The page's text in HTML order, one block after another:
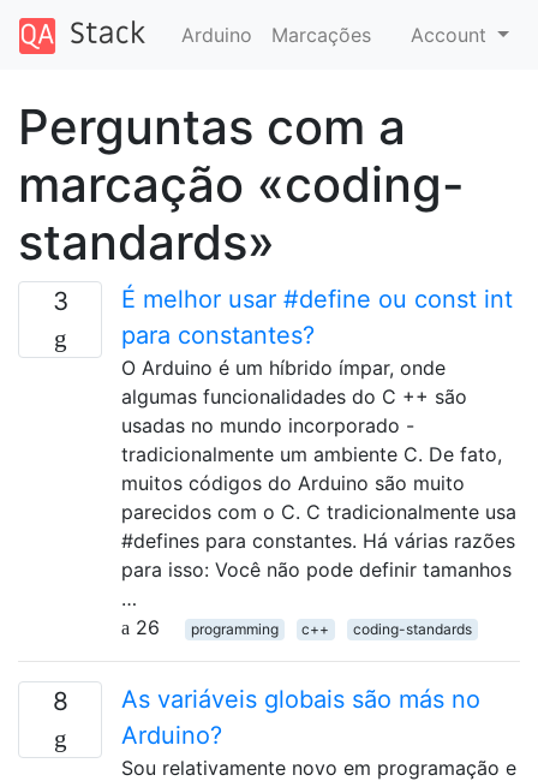
Arduino Marcações Account
Perguntas com a
marcação «coding-
standards»
3
É melhor usar #define ou const int
para constantes?
O Arduino é um híbrido ímpar, onde
algumas funcionalidades do C ++ são
usadas no mundo incorporado -
tradicionalmente um ambiente C. De fato,
muitos códigos do Arduino são muito
parecidos com o C. C tradicionalmente usa
#defines para constantes. Há várias razões
para isso: Você não pode definir tamanhos
…
26
programming c++ coding-standards
8
As variáveis ​​globais são más no
Arduino?
Sou relativamente novo em programação e